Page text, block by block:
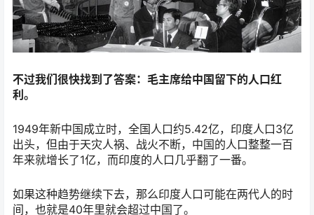
不过我们很快找到了答案：毛主席给中国留下的人口红
利。
1949年新中国成立时，全国人口约5.42亿，印度人口3亿
出头，但由于天灾人祸、战火不断，中国的人口整整一百
年来就增长了1亿，而印度的人口几乎翻了一番。
如果这种趋势继续下去，那么印度人口可能在两代人的时
间，也就是40年里就会超过中国了。